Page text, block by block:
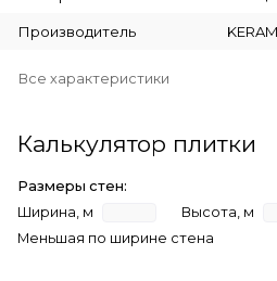
Производитель
Все характеристики
Калькулятор плитки
Размеры стен:
Ширина, м
Высота, м
Меньшая по ширине стена